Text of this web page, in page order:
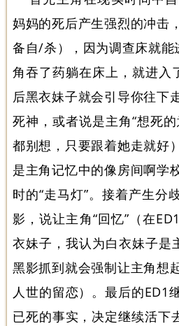
妈妈的死后产生强烈的冲击
备自/杀），因为调查床就能
角吞了药躺在床上，就进入
后黑衣妹子就会引导你往下
死神，或者说是主角“想死
都别想，只要跟着她走就好
是主角记忆中的像房间啊学
时的“走马灯”。接着产生分
影，说让主角“回忆”（在
衣妹子，我认为白衣妹子是
黑影抓到就会强制让主角想
人世的留恋）。最后的ED1
已死的事实，决定继续活下